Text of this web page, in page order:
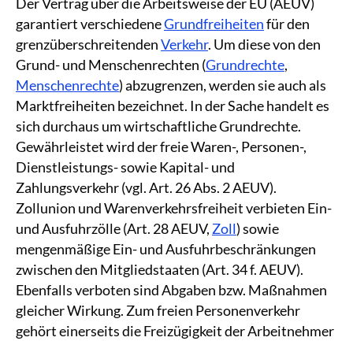
garantiert verschiedeneGrundfreiheitenfür den
grenzüberschreitendenVerkehr. Um diese von den
Grund- und Menschenrechten (Grundrechte,
Menschenrechte) abzugrenzen, werden sie auch als
Marktfreiheiten bezeichnet. In der Sache handelt es
sich durchaus um wirtschaftliche Grundrechte.
Gewährleistet wird der freie Waren-, Personen-,
Dienstleistungs- sowie Kapital- und
Zahlungsverkehr (vgl. Art. 26 Abs. 2 AEUV).
Zollunion und Warenverkehrsfreiheit verbieten Ein-
und Ausfuhrzölle (Art. 28 AEUV, Zoll) sowie
mengenmäßige Ein- und Ausfuhrbeschränkungen
zwischen den Mitgliedstaaten (Art. 34 f. AEUV).
Ebenfalls verboten sind Abgaben bzw. Maßnahmen
gleicher Wirkung. Zum freien Personenverkehr
gehört einerseits die Freizügigkeit der Arbeitnehmer